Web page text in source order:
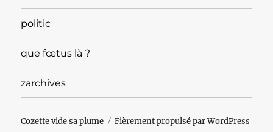
politic
que fœtus là ?
zarchives
Cozette vide sa plume Fièrement propulsé par WordPress